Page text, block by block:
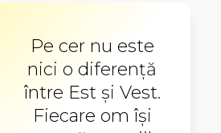
Pe cer nu este
nici o diferenţă
între Est şi Vest.
Fiecare om îşi